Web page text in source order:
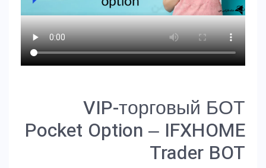
VIP-торговый БОТ
Pocket Option – IFXHOME
Trader BOT